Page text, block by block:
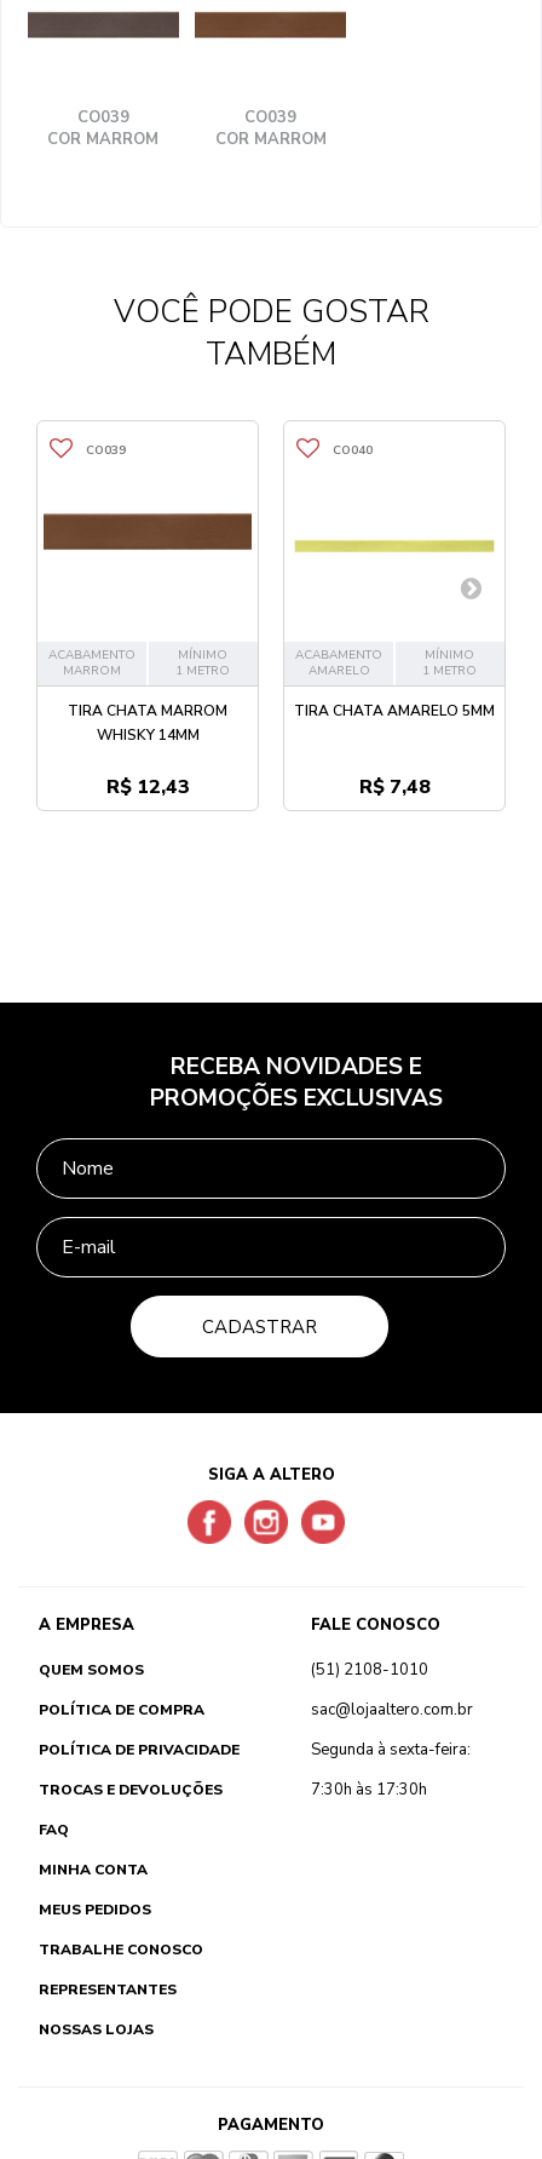
CO039
COR MARROM
CO039
COR MARROM
VOCÊ PODE GOSTAR
TAMBÉM
CO039
ACABAMENTO
MARROM
MÍNIMO
1 METRO
TIRA CHATA MARROM
WHISKY 14MM
R$ 12,43
CO040
ACABAMENTO
AMARELO
MÍNIMO
1 METRO
TIRA CHATA AMARELO 5MM
R$ 7,48
RECEBA NOVIDADES E
PROMOÇÕES EXCLUSIVAS
CADASTRAR
SIGA A ALTERO
A EMPRESA
QUEM SOMOS
POLÍTICA DE COMPRA
POLÍTICA DE PRIVACIDADE
TROCAS E DEVOLUÇÕES
FAQ
MINHA CONTA
MEUS PEDIDOS
TRABALHE CONOSCO
REPRESENTANTES
NOSSAS LOJAS
FALE CONOSCO
(51) 2108-1010
sac@lojaaltero.com.br
Segunda à sexta-feira:
7:30h às 17:30h
PAGAMENTO